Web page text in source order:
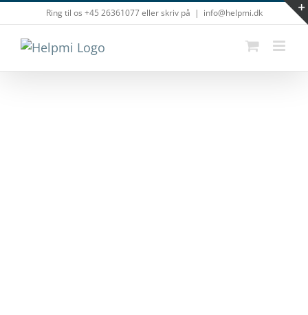
to
content
Ring til os +45 26361077 eller skriv på | info@helpmi.dk